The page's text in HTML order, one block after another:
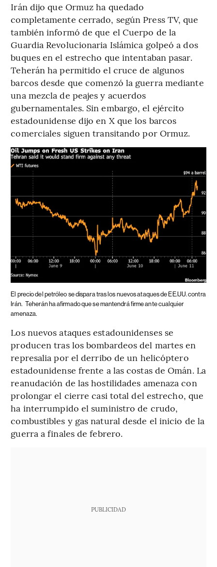
Irán dijo que Ormuz ha quedado
completamente cerrado, según Press TV, que
también informó de que el Cuerpo de la
Guardia Revolucionaria Islámica golpeó a dos
buques en el estrecho que intentaban pasar.
Teherán ha permitido el cruce de algunos
barcos desde que comenzó la guerra mediante
una mezcla de peajes y acuerdos
gubernamentales. Sin embargo, el ejército
estadounidense dijo en X que los barcos
comerciales siguen transitando por Ormuz.
El precio del petróleo se dispara tras los nuevos ataques de EE.UU. contra
Irán. Teherán ha afirmado que se mantendrá firme ante cualquier
amenaza.
Los nuevos ataques estadounidenses se
producen tras los bombardeos del martes en
represalia por el derribo de un helicóptero
estadounidense frente a las costas de Omán. La
reanudación de las hostilidades amenaza con
prolongar el cierre casi total del estrecho, que
ha interrumpido el suministro de crudo,
combustibles y gas natural desde el inicio de la
guerra a finales de febrero.
PUBLICIDAD